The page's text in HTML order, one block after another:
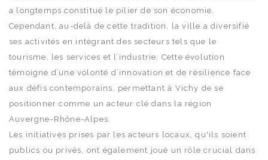
a longtemps constitué le pilier de son économie.
Cependant, au-delà de cette tradition, la ville a diversifié
ses activités en intégrant des secteurs tels que le
tourisme, les services et l’industrie. Cette évolution
témoigne d’une volonté d’innovation et de résilience face
aux défis contemporains, permettant à Vichy de se
positionner comme un acteur clé dans la région
Auvergne-Rhône-Alpes.
Les initiatives prises par les acteurs locaux, qu'ils soient
publics ou privés, ont également joué un rôle crucial dans